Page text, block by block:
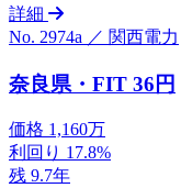
詳細
No. 2974a ／ 関西電力
奈良県・FIT 36円
価格 1,160万
利回り 17.8%
残 9.7年